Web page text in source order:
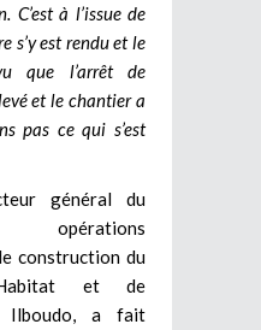
C’est à l’issue de
s’y est rendu et le
que l’arrêt de
et le chantier a
pas ce qui s’est
général du
construction du
et de
Ilboudo, a fait